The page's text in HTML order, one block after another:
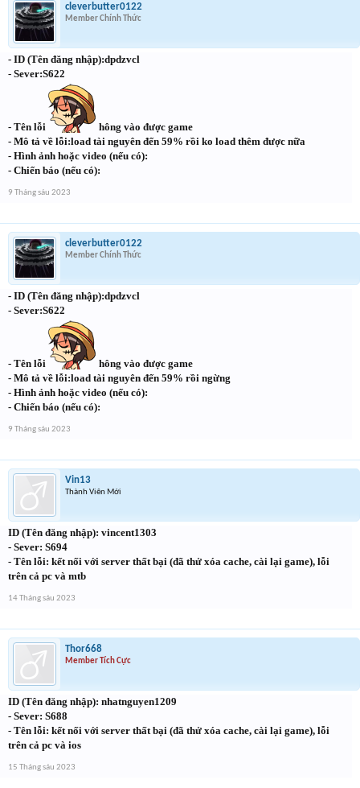
cleverbutter0122
Member Chính Thức
- ID (Tên đăng nhập):dpdzvcl
- Sever:S622
- Tên lỗi
hông vào được game
- Mô tả về lỗi:load tài nguyên đến 59% rồi ko load thêm được nữa
- Hình ảnh hoặc video (nếu có):
- Chiến báo (nếu có):
9 Tháng sáu 2023
cleverbutter0122
Member Chính Thức
- ID (Tên đăng nhập):dpdzvcl
- Sever:S622
- Tên lỗi
hông vào được game
- Mô tả về lỗi:load tài nguyên đến 59% rồi ngừng
- Hình ảnh hoặc video (nếu có):
- Chiến báo (nếu có):
9 Tháng sáu 2023
Vin13
Thành Viên Mới
ID (Tên đăng nhập): vincent1303
- Sever: S694
- Tên lỗi: kết nối với server thất bại (đã thử xóa cache, cài lại game), lỗi
trên cả pc và mtb
14 Tháng sáu 2023
Thor668
Member Tích Cực
ID (Tên đăng nhập): nhatnguyen1209
- Sever: S688
- Tên lỗi: kết nối với server thất bại (đã thử xóa cache, cài lại game), lỗi
trên cả pc và ios
15 Tháng sáu 2023